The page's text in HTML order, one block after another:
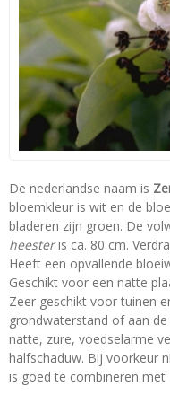
De nederlandse naam is
bloemkleur is wit en de
bladeren zijn groen. De
heesteris ca. 80 cm.
Heeft een opvallende
Geschikt voor een natte
Zeer geschikt voor tuinen
grondwaterstand of aan
natte, zure, voedselarme
halfschaduw. Bij voorkeur
is goed te combineren met